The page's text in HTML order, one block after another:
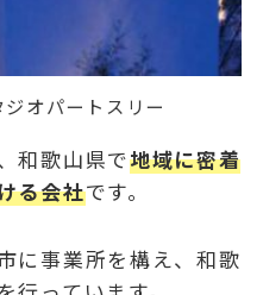
オパートスリー
和歌山県で地域に密着
る会社です。
に事業所を構え、和歌